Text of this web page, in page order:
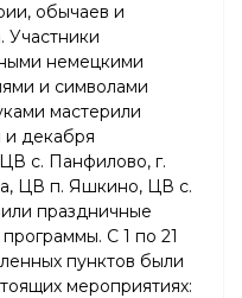
обычаев и
Участники
немецкими
и символами
мастерили
и декабря
с. Панфилово, г.
ЦВ п. Яшкино, ЦВ с.
праздничные
С 1 по 21
пунктов были
мероприятиях: